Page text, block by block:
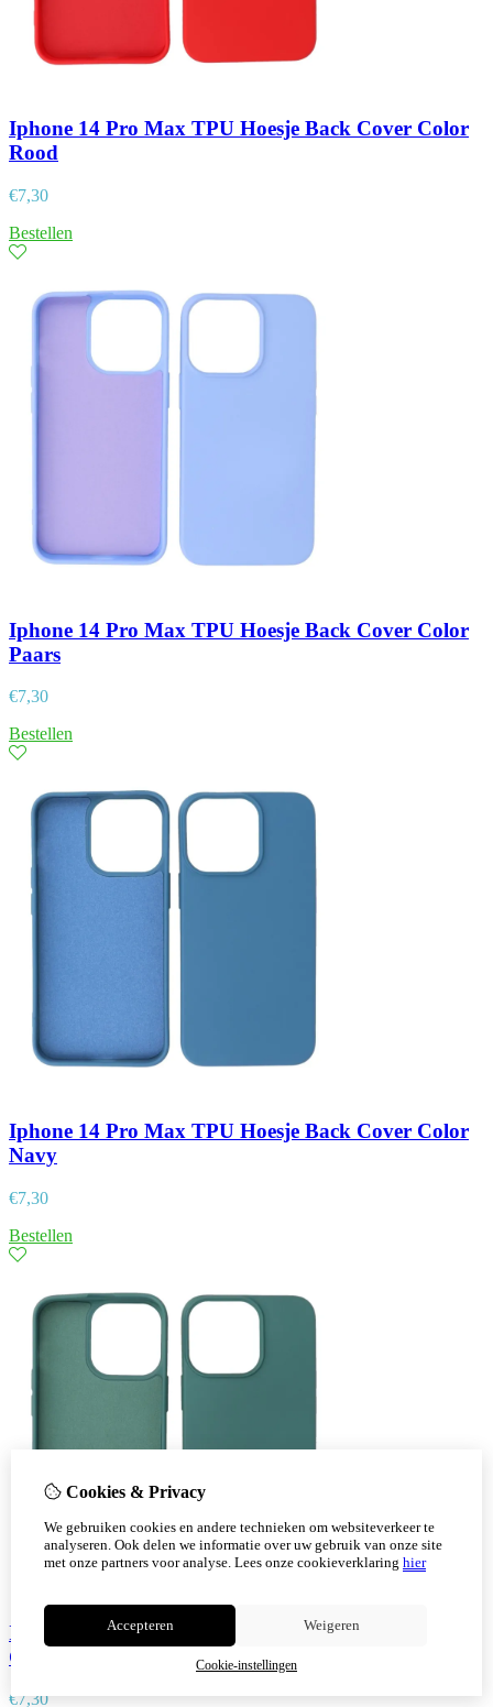
Iphone 14 Pro Max TPU Hoesje Back Cover Color
Rood
€7,30
Bestellen
Iphone 14 Pro Max TPU Hoesje Back Cover Color
Paars
€7,30
Bestellen
Iphone 14 Pro Max TPU Hoesje Back Cover Color
Navy
€7,30
Bestellen
Iphone 14 Pro Max TPU Hoesje Back Cover Color
Groen
€7,30
Cookies & Privacy
We gebruiken cookies en andere technieken om websiteverkeer te
analyseren. Ook delen we informatie over uw gebruik van onze site
met onze partners voor analyse. Lees onze cookieverklaring hier
Accepteren Weigeren
Cookie-instellingen